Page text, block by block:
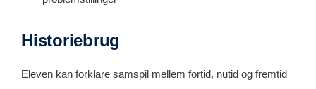
Historiebrug
Eleven kan forklare samspil mellem fortid, nutid og fremtid